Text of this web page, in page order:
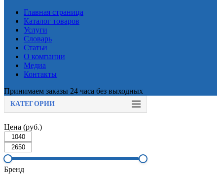
Главная страница
Каталог товаров
Услуги
Словарь
Статьи
О компании
Медиа
Контакты
Принимаем заказы 24 часа без выходных
КАТЕГОРИИ
Цена (руб.)
Бренд